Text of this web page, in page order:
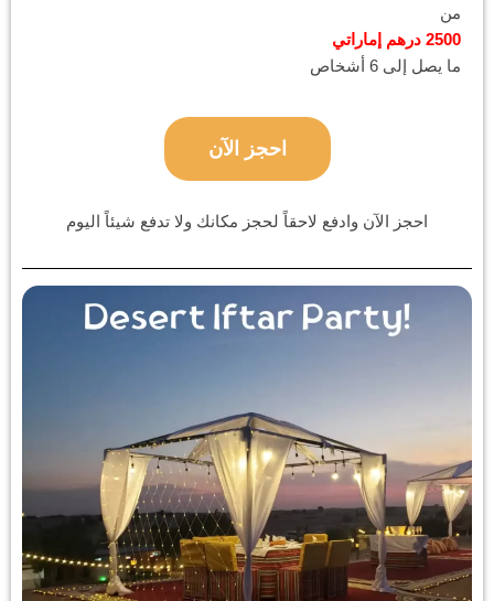
من
2500 درهم إماراتي
ما يصل إلى 6 أشخاص
احجز الآن
احجز الآن وادفع لاحقاً لحجز مكانك ولا تدفع شيئاً اليوم